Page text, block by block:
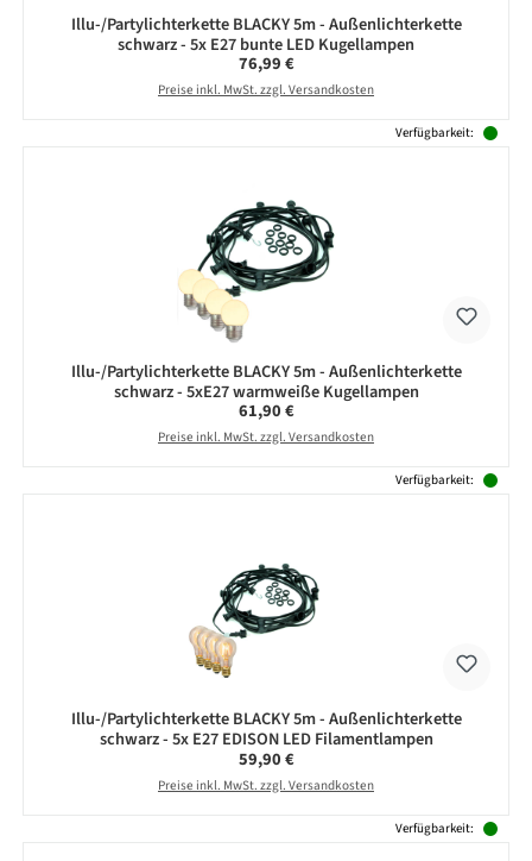
Illu-/Partylichterkette BLACKY 5m - Außenlichterkette
schwarz - 5x E27 bunte LED Kugellampen
Regulärer Preis:
76,99 €
Preise inkl. MwSt. zzgl. Versandkosten
Verfügbarkeit:
Illu-/Partylichterkette BLACKY 5m - Außenlichterkette
schwarz - 5xE27 warmweiße Kugellampen
Regulärer Preis:
61,90 €
Preise inkl. MwSt. zzgl. Versandkosten
Verfügbarkeit:
Illu-/Partylichterkette BLACKY 5m - Außenlichterkette
schwarz - 5x E27 EDISON LED Filamentlampen
Regulärer Preis:
59,90 €
Preise inkl. MwSt. zzgl. Versandkosten
Verfügbarkeit: